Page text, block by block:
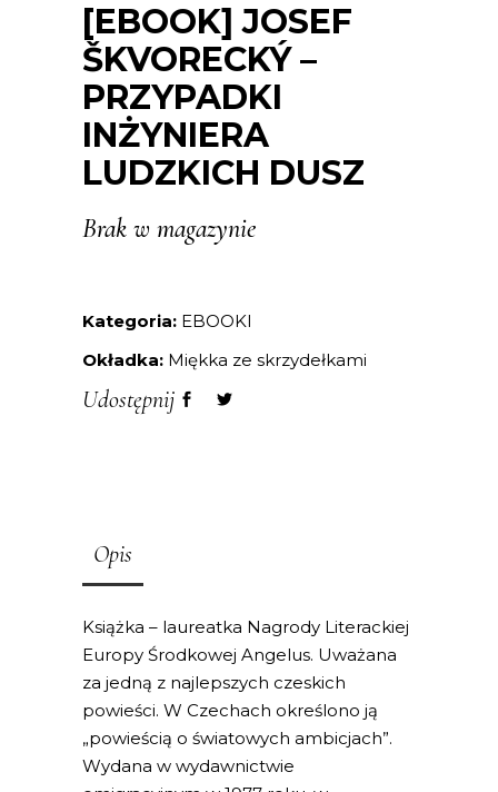
[EBOOK] JOSEF
ŠKVORECKÝ –
PRZYPADKI
INŻYNIERA
LUDZKICH DUSZ
Brak w magazynie
Kategoria: EBOOKI
Okładka: Miękka ze skrzydełkami
Udostępnij
Opis
Książka – laureatka Nagrody Literackiej
Europy Środkowej Angelus. Uważana
za jedną z najlepszych czeskich
powieści. W Czechach określono ją
„powieścią o światowych ambicjach”.
Wydana w wydawnictwie